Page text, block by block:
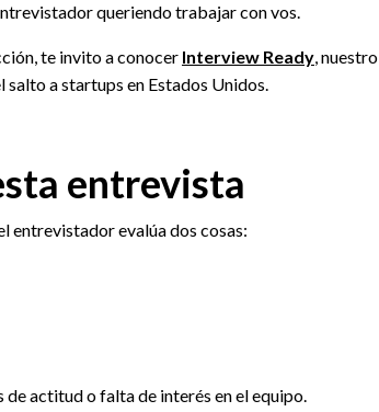
queriendo trabajar con vos.
te invito a conocer Interview Ready, nuestro
a startups en Estados Unidos.
entrevista
entrevistador evalúa dos cosas:
actitud o falta de interés en el equipo.